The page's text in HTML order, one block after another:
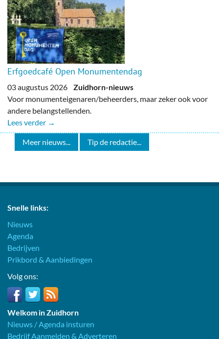
Erfgoedcafé Open Monumentendag
03 augustus 2026 Zuidhorn-nieuws
Voor monumenteigenaren/beheerders, maar zeker ook voor
andere belangstellenden.
Lees verder →
Meer nieuws... Tip de redactie...
Snelle links:
Nieuws
Agenda
Bedrijven
Prikbord & Aanbiedingen
Volg ons:
Welkom in Zuidhorn
Nieuws / Agenda insturen
Bedrijf Aanmelden & Adverteren